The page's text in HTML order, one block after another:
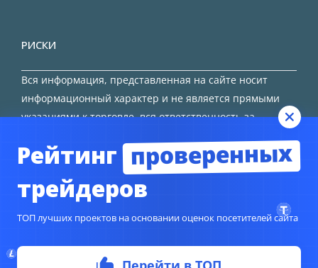
РИСКИ
Вся информация, представленная на сайте носит
информационный характер и не является прямыми
указаниями к торговле, вся ответственность за
© Copyright 2024TORFOREX.COM
Рейтинг проверенных
трейдеров
ТОП лучших проектов на основании оценок посетителей сайта